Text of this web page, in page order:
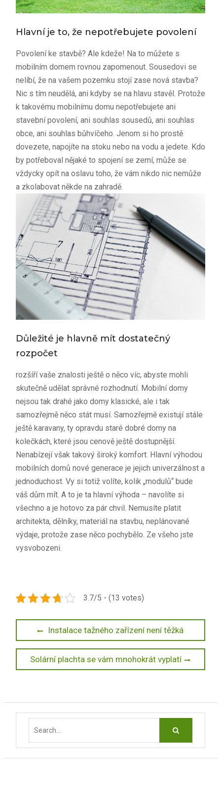
Hlavní je to, že nepotřebujete povolení
Povolení ke stavbě? Ale kdeže! Na to můžete s
mobilním domem rovnou zapomenout. Sousedovi se
nelíbí, že na vašem pozemku stojí zase nová stavba?
Nic s tím neudělá, ani kdyby se na hlavu stavěl. Protože
k takovému mobilnímu domu nepotřebujete ani
stavební povolení, ani souhlas sousedů, ani souhlas
obce, ani souhlas bůhvíčeho. Jenom si ho prostě
dovezete, napojíte na stoku nebo na vodu a jedete. Kdo
by potřeboval nějaké to spojení se zemí, může se
vždycky opít na oslavu toho, že vám nikdo nic nemůže
a zkolabovat někde na zahradě.
Důležité je hlavně mít dostatečný
rozpočet
rozšíří vaše znalosti ještě o něco víc, abyste mohli
skutečně udělat správné rozhodnutí. Mobilní domy
nejsou tak drahé jako domy klasické, ale i tak
samozřejmě něco stát musí. Samozřejmě existují stále
ještě karavany, ty opravdu staré dobré domy na
kolečkách, které jsou cenově ještě dostupnější.
Nenabízejí však takový široký komfort. Hlavní výhodou
mobilních domů nové generace je jejich univerzálnost a
jednoduchost. Vy si totiž volíte, kolik „modulů“ bude
váš dům mít. A to je ta hlavní výhoda – navolíte si
všechno a je hotovo za pár chvil. Nemusíte platit
architekta, dělníky, materiál na stavbu, neplánované
výdaje, protože zase něco pochybělo. Ze všeho jste
vysvobozeni.
3.7/5 - (13 votes)
Navigace
pro
příspěvek
Previous
post:
Instalace tažného zařízení není těžká
Next
post:
Solární plachta se vám mnohokrát vyplatí